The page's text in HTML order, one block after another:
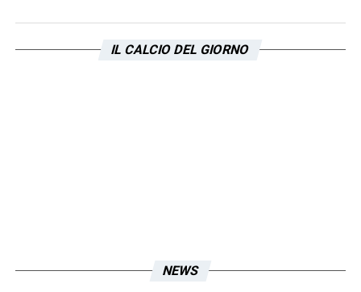
Rocchi, Pandev (75` Tare). Allenatore: D.
IL CALCIO DEL GIORNO
NEWS